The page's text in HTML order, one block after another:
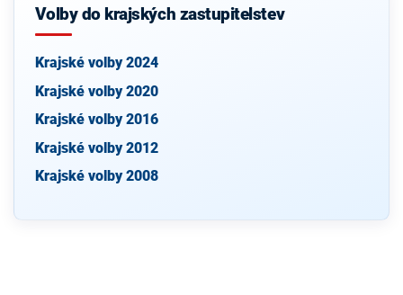
Volby do krajských zastupitelstev
Krajské volby 2024
Krajské volby 2020
Krajské volby 2016
Krajské volby 2012
Krajské volby 2008